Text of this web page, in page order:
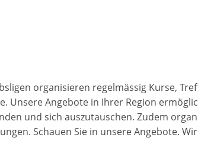
organisieren regelmässig Kurse,
Unsere Angebote in Ihrer Region
und sich auszutauschen. Zudem
Schauen Sie in unsere Angebote.